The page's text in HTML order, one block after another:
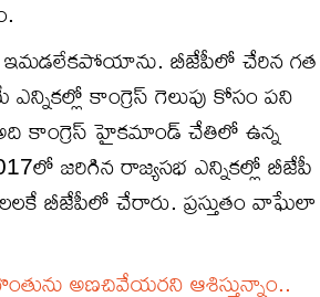
ఇమడలేకపోయాను. బీజేపీలో చేరిన గత
కాంగ్రెస్ గెలుపు కోసం పని
అది కాంగ్రెస్ హైకమాండ్ చేతిలో ఉన్న
జరిగిన రాజ్యసభ ఎన్నికల్లో బీజేపీ
బీజేపీలో చేరారు. ప్రస్తుతం వాఘేలా
అణ‌చివేయ‌ర‌ని ఆశిస్తున్నాం..